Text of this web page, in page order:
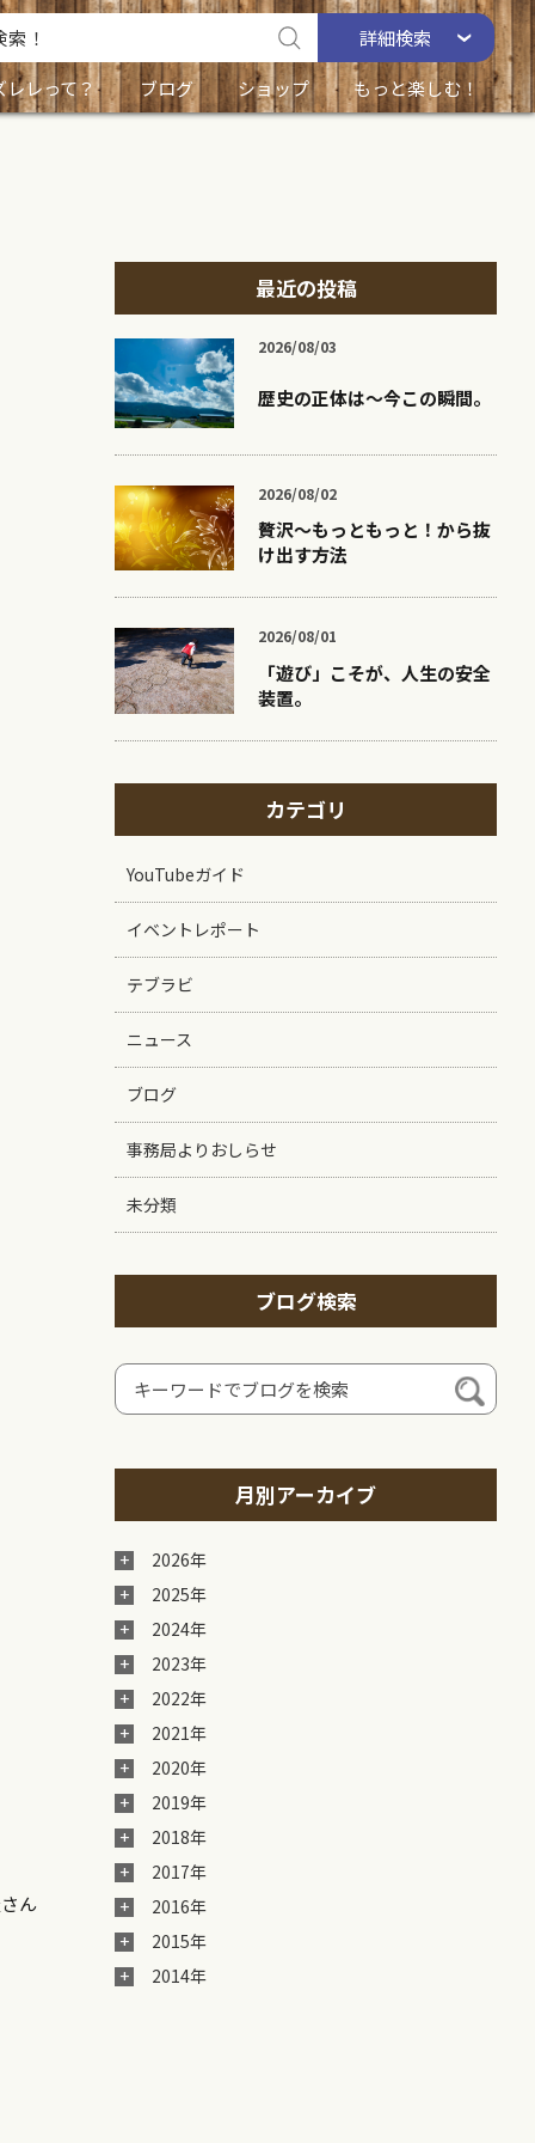
詳細検索
レレって？
ブログ ショップ もっと楽しむ！
ん
最近の投稿
2026/08/03
歴史の正体は〜今この瞬間。
2026/08/02
贅沢〜もっともっと！から抜
け出す方法
2026/08/01
「遊び」こそが、人生の安全
装置。
カテゴリ
YouTubeガイド
イベントレポート
テブラビ
ニュース
ブログ
事務局よりおしらせ
未分類
ブログ検索
月別アーカイブ
2026年
2025年
2024年
2023年
2022年
2021年
2020年
2019年
2018年
2017年
2016年
2015年
2014年